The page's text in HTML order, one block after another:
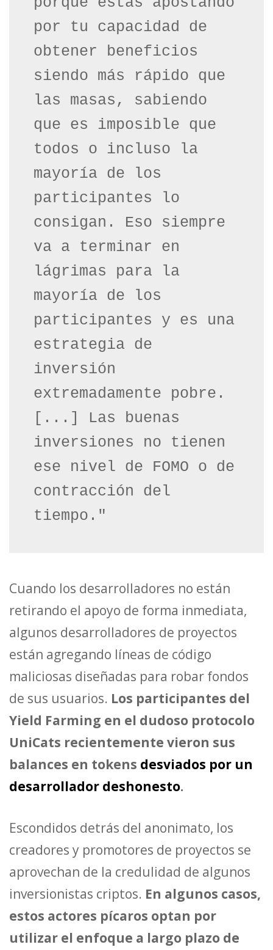
por tu capacidad de
obtener beneficios
siendo más rápido que
las masas, sabiendo
que es imposible que
todos o incluso la
mayoría de los
participantes lo
consigan. Eso siempre
va a terminar en
lágrimas para la
mayoría de los
participantes y es una
estrategia de
inversión
extremadamente pobre.
[...] Las buenas
inversiones no tienen
ese nivel de FOMO o de
contracción del
tiempo."
Cuando los desarrolladores no están
retirando el apoyo de forma inmediata,
algunos desarrolladores de proyectos
están agregando líneas de código
maliciosas diseñadas para robar fondos
de sus usuarios. Los participantes del
Yield Farming en el dudoso protocolo
UniCats recientemente vieron sus
balances en tokens desviados por un
desarrollador deshonesto.
Escondidos detrás del anonimato, los
creadores y promotores de proyectos se
aprovechan de la credulidad de algunos
inversionistas criptos. En algunos casos,
estos actores pícaros optan por
utilizar el enfoque a largo plazo de